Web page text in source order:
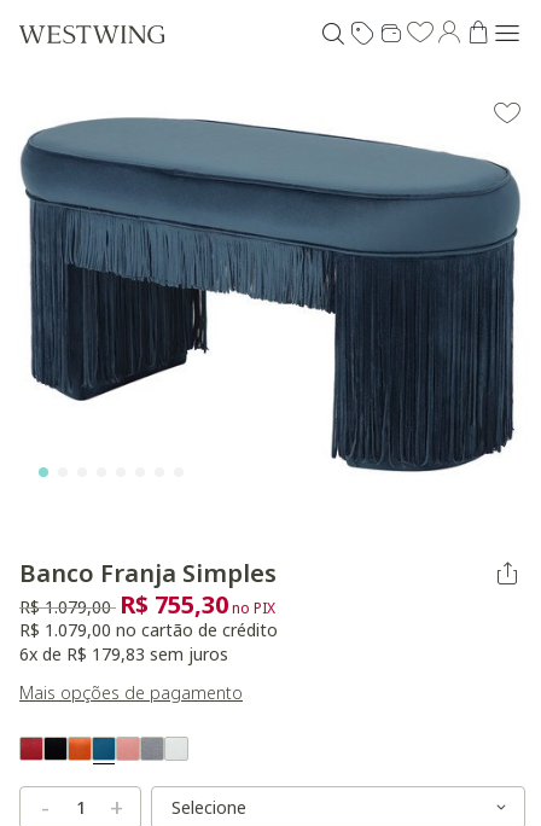
Banco Franja Simples
Preço reduzido de
R$ 1.079,00 para
R$ 755,30no PIX
R$ 1.079,00 no cartão de crédito
6x de R$ 179,83 sem juros
Mais opções de pagamento
Variant Real Color
Selected
- + Variant Size
Variant Size